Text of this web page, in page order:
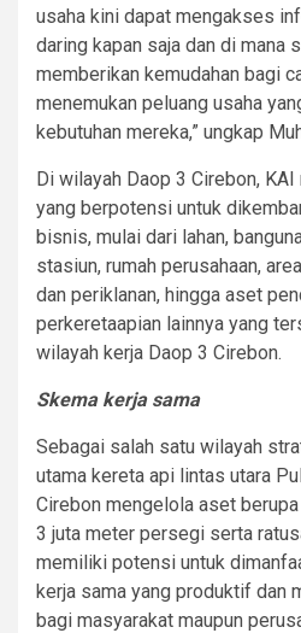
usaha kini dapat mengakses
daring kapan saja dan di mana
memberikan kemudahan bagi
menemukan peluang usaha
kebutuhan mereka,” ungkap
Di wilayah Daop 3 Cirebon,
yang berpotensi untuk
bisnis, mulai dari lahan,
stasiun, rumah perusahaan,
dan periklanan, hingga aset
perkeretaapian lainnya yang
wilayah kerja Daop 3 Cirebon.
Skema kerja sama
Sebagai salah satu wilayah
utama kereta api lintas utara
Cirebon mengelola aset
3 juta meter persegi serta
memiliki potensi untuk
kerja sama yang produktif dan
bagi masyarakat maupun